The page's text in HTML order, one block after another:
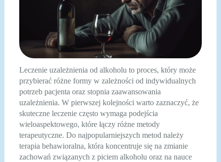
Leczenie uzależnienia od alkoholu to proces, który może
przybierać różne formy w zależności od indywidualnych
potrzeb pacjenta oraz stopnia zaawansowania
uzależnienia. W pierwszej kolejności warto zaznaczyć, że
skuteczne leczenie często wymaga podejścia
wieloaspektowego, które łączy różne metody
terapeutyczne. Do najpopularniejszych metod należy
terapia behawioralna, która koncentruje się na zmianie
zachowań związanych z piciem alkoholu oraz na nauce